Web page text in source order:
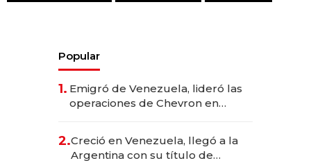
Popular
1. Emigró de Venezuela, lideró las
operaciones de Chevron en
2.Creció en Venezuela, llegó a la
Argentina con su título de